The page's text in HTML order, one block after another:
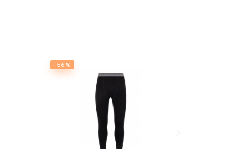
-56 %